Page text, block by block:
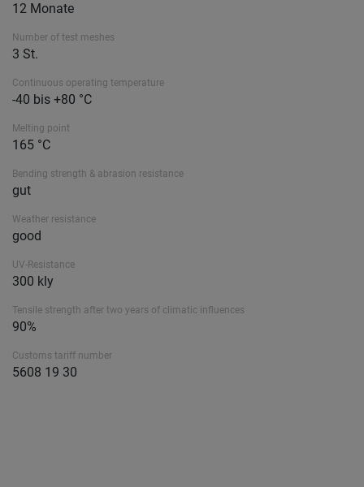
12 Monate
Number of test meshes
3 St.
Continuous operating temperature
-40 bis +80 °C
Melting point
165 °C
Bending strength & abrasion resistance
gut
Weather resistance
good
UV-Resistance
300 kly
Tensile strength after two years of climatic influences
90%
Customs tariff number
5608 19 30